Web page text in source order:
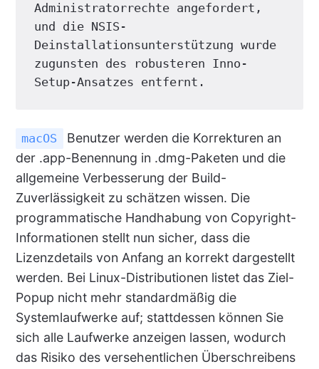
Administratorrechte angefordert,
und die NSIS-
Deinstallationsunterstützung wurde
zugunsten des robusteren Inno-
Setup-Ansatzes entfernt.
macOS
Benutzer werden die Korrekturen an
der .app-Benennung in .dmg-Paketen und die
allgemeine Verbesserung der Build-
Zuverlässigkeit zu schätzen wissen. Die
programmatische Handhabung von Copyright-
Informationen stellt nun sicher, dass die
Lizenzdetails von Anfang an korrekt dargestellt
werden. Bei Linux-Distributionen listet das Ziel-
Popup nicht mehr standardmäßig die
Systemlaufwerke auf; stattdessen können Sie
sich alle Laufwerke anzeigen lassen, wodurch
das Risiko des versehentlichen Überschreibens